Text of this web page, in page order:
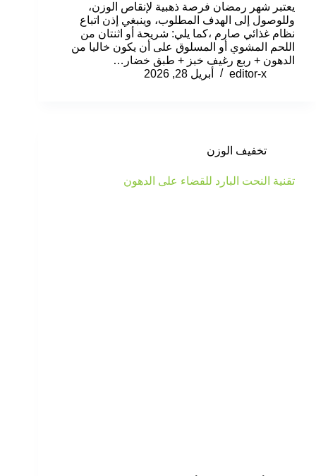
يعتبر شهر رمضان فرصة ذهبية لإنقاص الوزن،
وللوصول إلى الهدف المطلوب، وينبغي إذن اتباع
نظام غذائي صارم ،كما يلي: شريحة أو اثنتان من
اللحم المشوي أو المسلوق على أن يكون خاليا من
الدهون + ربع رغيف خبز + طبق خضار…
editor-x
أبريل 28, 2026
تخفيف الوزن
تقنية النحت البارد للقضاء على الدهون